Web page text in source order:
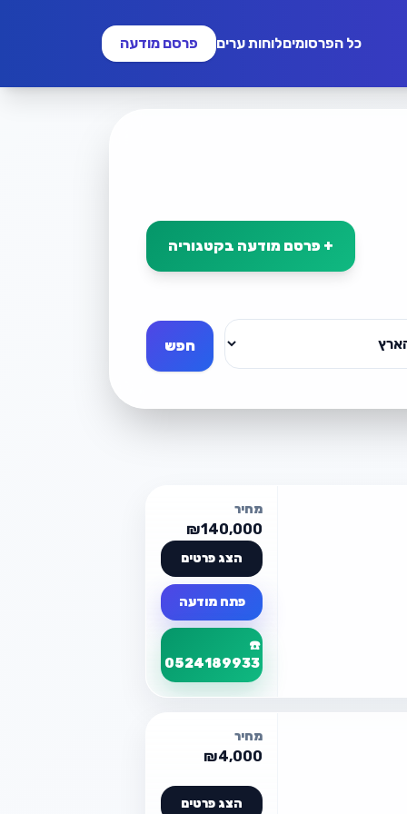
כל הפרסומיםלוחות ערים פרסם מודעה
+ פרסם מודעה בקטגוריה
חפש
מחיר
₪140,000
הצג פרטים
פתח מודעה
☎️
0524189933
מחיר
₪4,000
הצג פרטים